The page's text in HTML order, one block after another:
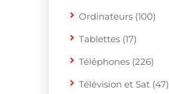
Ordinateurs (100)
Tablettes (17)
Téléphones (226)
Télévision et Sat (47)